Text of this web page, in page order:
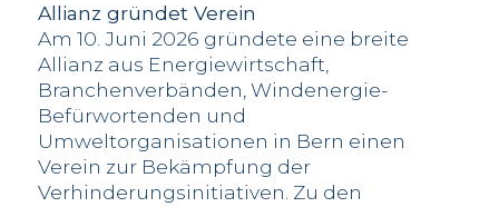
Allianz gründet Verein
Am 10. Juni 2026 gründete eine breite
Allianz aus Energiewirtschaft,
Branchenverbänden, Windenergie-
Befürwortenden und
Umweltorganisationen in Bern einen
Verein zur Bekämpfung der
Verhinderungsinitiativen. Zu den